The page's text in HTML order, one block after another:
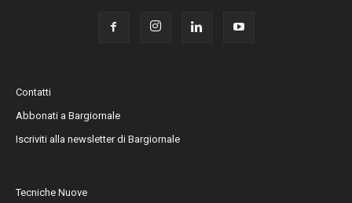
Contatti
Abbonati a Bargiornale
Iscriviti alla newsletter di Bargiornale
Tecniche Nuove